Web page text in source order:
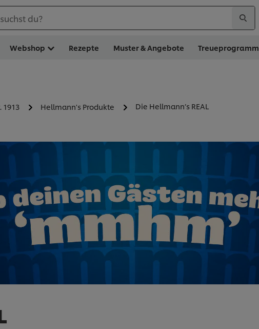
du?
Webshop Rezepte Muster & Angebote Treueprogramm
1913 Hellmann's Produkte Die Hellmann’s REAL